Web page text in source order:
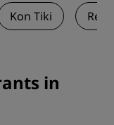
Kon Tiki
in